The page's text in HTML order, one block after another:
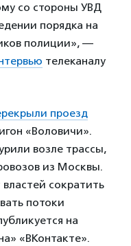
со стороны УВД
порядка на
полиции», —
телеканалу
проезд
«Воловичи».
возле трассы,
из Москвы.
сократить
потоки
на
«ВКонтакте».